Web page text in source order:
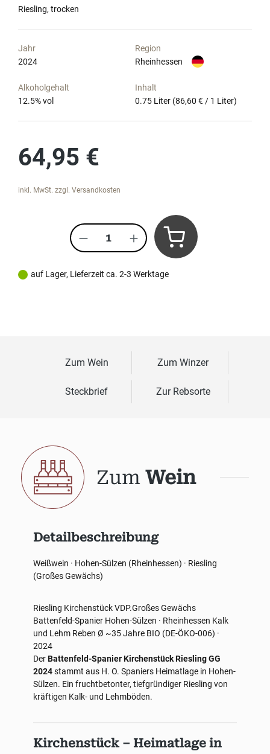
Riesling trocken
Jahr
2024
Region
Rheinhessen
Alkoholgehalt
12.5% vol
Inhalt
0.75 Liter (86,60 € / 1 Liter)
64,95 €
inkl. MwSt. zzgl. Versandkosten
Produkt Anzahl: Gib den
auf Lager, Lieferzeit ca. 2-3 Werktage
Zum Wein Zum Winzer
Steckbrief Zur Rebsorte
Zum Wein
Detailbeschreibung
Weißwein · Hohen-Sülzen (Rheinhessen) · Riesling
(Großes Gewächs)
Riesling KirchenstückVDP.Großes Gewächs
Battenfeld-Spanier Hohen-Sülzen · Rheinhessen Kalk
und Lehm Reben Ø ~35 Jahre BIO (DE-ÖKO-006) ·
2024
DerBattenfeld-Spanier Kirchenstück Riesling GG
2024stammt aus H. O. Spaniers Heimatlage in Hohen-
Sülzen. Ein fruchtbetonter, tiefgründiger Riesling von
kräftigen Kalk- und Lehmböden.
Kirchenstück – Heimatlage in